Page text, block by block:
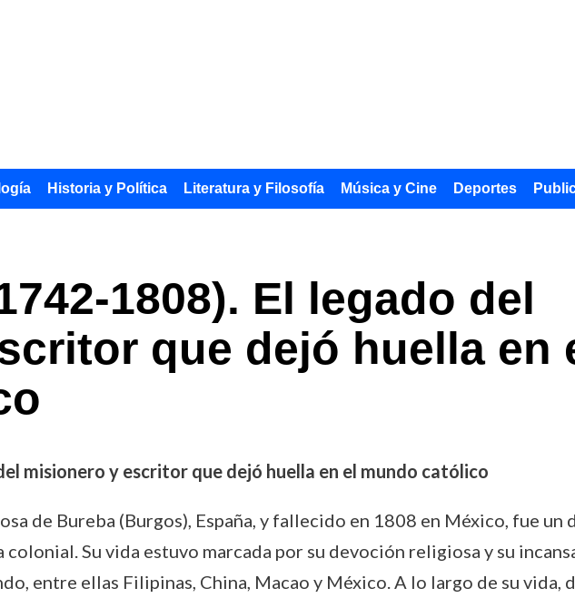
Historia y Política Literatura y Filosofía Música y Cine Deportes
1808). El legado del
que dejó huella en
misionero y escritor que dejó huella en el mundo católico
de Bureba (Burgos), España, y fallecido en 1808 en México, fue un
Su vida estuvo marcada por su devoción religiosa y su
entre ellas Filipinas, China, Macao y México. A lo largo de su vida,